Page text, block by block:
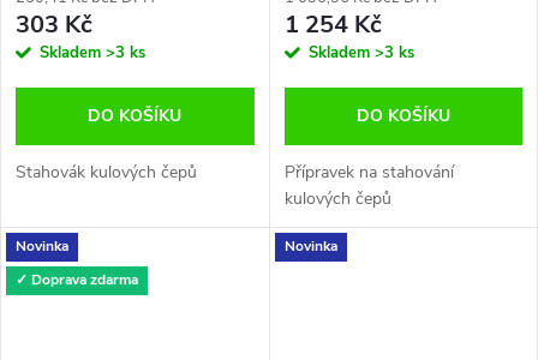
303 Kč
Skladem >3 ks
DO KOŠÍKU
Stahovák kulových čepů
1 254 Kč
Skladem >3 ks
DO KOŠÍKU
Přípravek na stahování
kulových čepů
Novinka
✓ Doprava zdarma
Novinka